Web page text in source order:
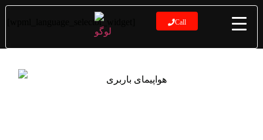
[wpml_language_selector_widget] Call